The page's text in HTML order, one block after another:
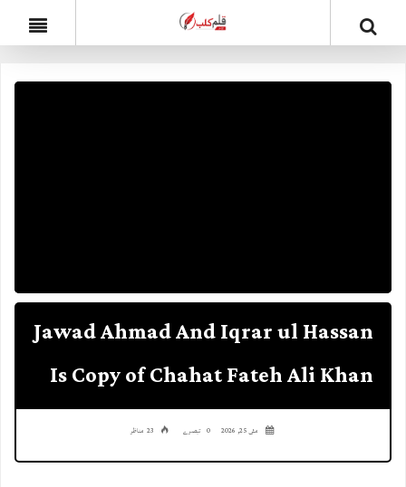
Jawad Ahmad And Iqrar ul Hassan
Is Copy of Chahat Fateh Ali Khan
مئی 25, 2026 0 تبصرے 23 مناظر